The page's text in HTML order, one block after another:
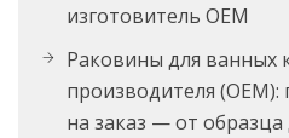
изготовитель OEM
Раковины для ванных
производителя (OEM):
на заказ — от образца